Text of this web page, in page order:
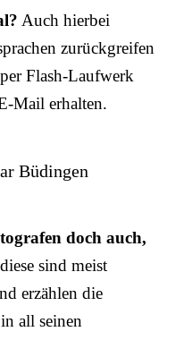
Auch hierbei
zurückgreifen
Flash-Laufwerk
Mail erhalten.
doch auch,
sind meist
erzählen die
all seinen